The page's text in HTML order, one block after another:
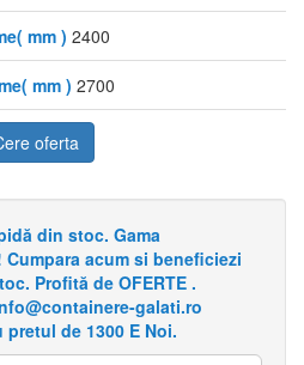
mm ) 2400
mm ) 2700
oferta
din stoc. Gama
Cumpara acum si beneficiezi
Profită de OFERTE .
galati.ro
de 1300 E Noi.